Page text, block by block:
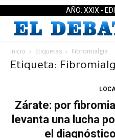
AÑO: XXIX -
Inicio Etiquetas Fibromialgia
Etiqueta:
Zárate: por
levanta una lucha
el